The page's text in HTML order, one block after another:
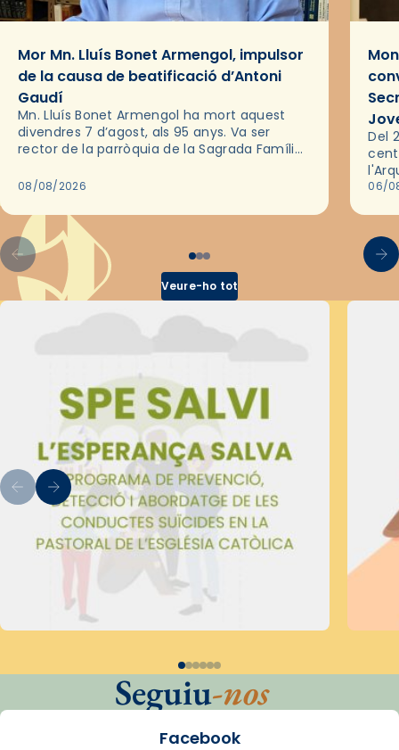
Mor Mn. Lluís Bonet Armengol, impulsor
de la causa de beatificació d’Antoni
Gaudí
Mn. Lluís Bonet Armengol ha mort aquest
divendres 7 d’agost, als 95 anys. Va ser
rector de la parròquia de la Sagrada Família
2018,…
08/08/2026
Del
les
06/
Veure-ho tot
Seguiu-nos
Facebook